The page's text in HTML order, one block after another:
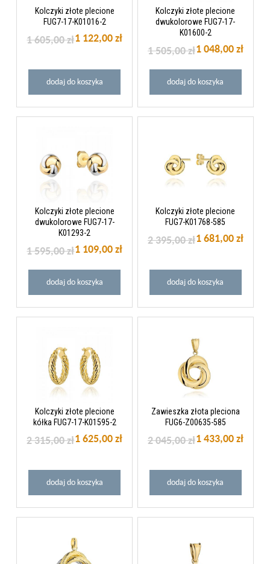
Kolczyki złote plecione
FUG7-17-K01016-2
1 122,00 zł
1 605,00 zł
dodaj do koszyka
Kolczyki złote plecione
dwukolorowe FUG7-17-
K01600-2
1 048,00 zł
1 505,00 zł
dodaj do koszyka
Kolczyki złote plecione
dwukolorowe FUG7-17-
K01293-2
1 109,00 zł
1 595,00 zł
dodaj do koszyka
Kolczyki złote plecione
FUG7-K01768-585
1 681,00 zł
2 395,00 zł
dodaj do koszyka
Kolczyki złote plecione
kółka FUG7-17-K01595-2
1 625,00 zł
2 315,00 zł
dodaj do koszyka
Zawieszka złota pleciona
FUG6-Z00635-585
1 433,00 zł
2 045,00 zł
dodaj do koszyka